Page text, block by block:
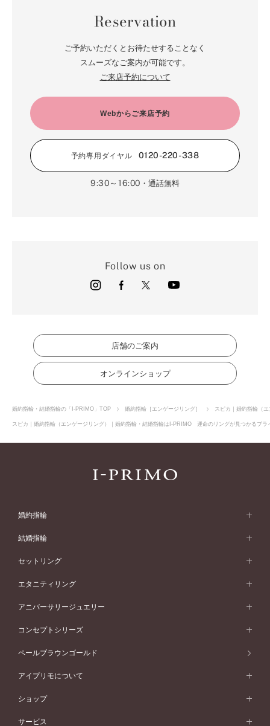
Reservation
ご予約いただくとお待たせすることなく
スムーズなご案内が可能です。
ご来店予約について
Webからご来店予約
予約専用ダイヤル 0120-220-338
9:30～16:00 ・通話無料
Follow us on
店舗のご案内
オンラインショップ
婚約指輪・結婚指輪の「I-PRIMO」TOP 婚約指輪［エンゲージリング］ スピカ｜婚約指輪（
スピカ｜婚約指輪（エンゲージリング）｜婚約指輪・結婚指輪はI-PRIMO 運命のリングが見つかるブ
婚約指輪
婚約指輪 (エンゲージリング)
婚約指輪一覧
ピンクゴールド
ペールブラウンゴールド
ウェーブライン
V字ライン
ワンサイドメレ
ダブルサイドメレ
フェミニン
モード
50万円台～
40万円台～
30万円台～
婚約指輪 人気ランキング
結婚指輪
結婚指輪 (マリッジリング)
結婚指輪一覧
ピンクゴールド
ペールブラウンゴールド
ウェーブライン
V字ライン
ワンメレ
セベラルメレ
フェミニン
モード
50万円～
40万円～50万円
セットリング
セットリング
セットリング一覧
ピンクゴールド
ペールブラウンゴールド
エタニティリング
エタニティリング
エタニティリング一覧
ピンクゴールド
ペールブラウンゴールド
アニバーサリージュエリー
アニバーサリージュエリー
アニバーサリージュエリー一覧
ファッションリング
ブレスレット
コンセプトシリーズ
コンセプトシリーズ
オリジンビリーフ
ペールブラウンゴールド
アイプリモについて
アイプリモについて
パーソナルハンド診断
ショップ
店舗一覧
サービス